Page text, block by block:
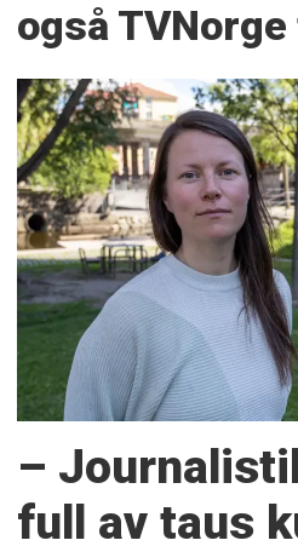
også
–
full av taus